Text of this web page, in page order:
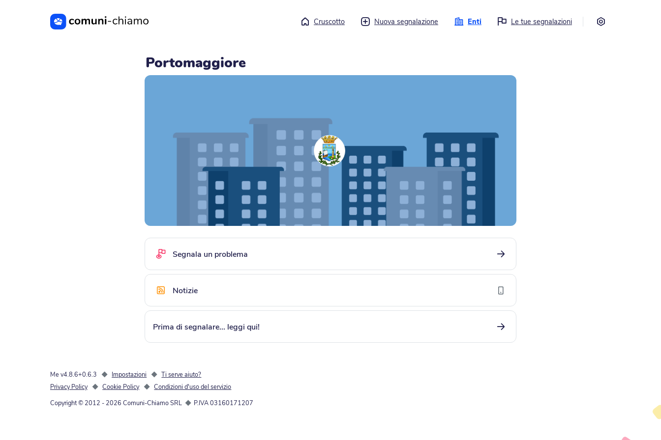
Vai al contenuto principale Cruscotto Nuova segnalazione Enti Le tue segnalazioni
Portomaggiore
Segnala un problema
Notizie
Prima di segnalare... leggi qui!
Me v4.8.6+0.6.3 ◆ Impostazioni ◆ Ti serve aiuto?
Privacy Policy ◆ Cookie Policy ◆ Condizioni d'uso del servizio
Copyright © 2012 - 2026 Comuni-Chiamo SRL ◆ P.IVA 03160171207